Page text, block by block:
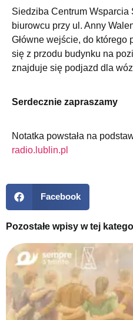
Siedziba Centrum Wsparcia
biurowcu przy ul. Anny
Główne wejście, do którego
się z przodu budynku na
znajduje się podjazd dla
Serdecznie zapraszamy
Notatka powstała na
radio.lublin.pl
Facebook
Pozostałe wpisy w tej